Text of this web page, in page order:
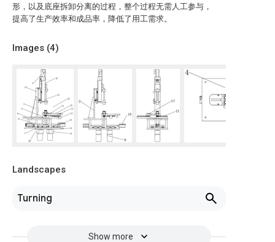
形，以及底座拆卸分离的过程，整个过程无需人工参与，
提高了生产效率和成品率，降低了用工需求。
Images (4)
Landscapes
Turning
Show more